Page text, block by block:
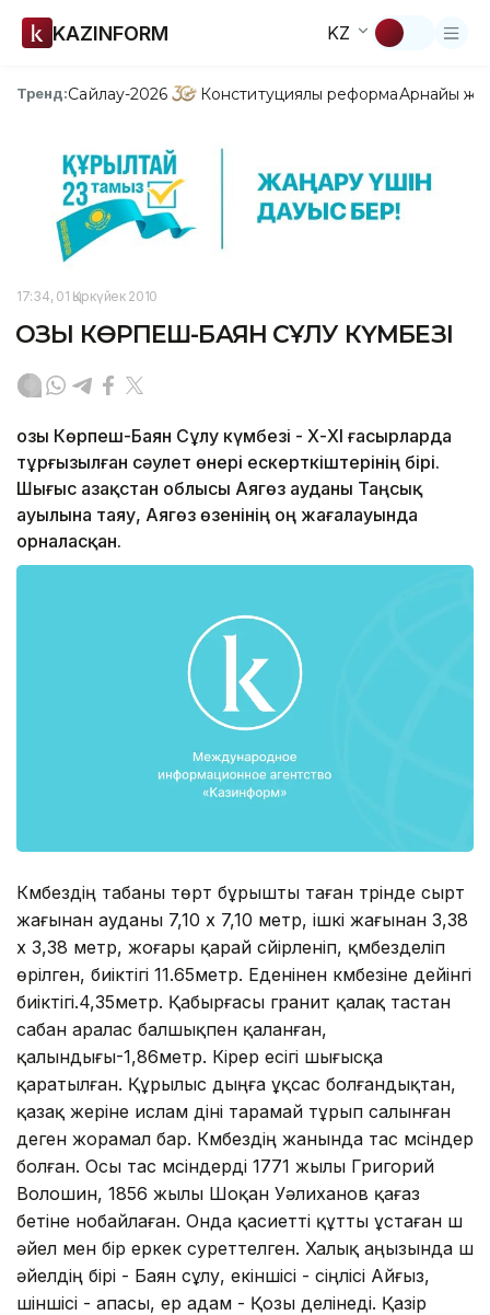
KAZINFORM KZ
Тренд:Сайлау-2026 Конституциялық реформаАрнайы
17:34, 01 Қыркүйек 2010
ҚОЗЫ КӨРПЕШ-БАЯН СҰЛУ КҮМБЕЗІ
Қозы Көрпеш-Баян Сұлу күмбезі - Х-ХІ ғасырларда
тұрғызылған сәулет өнері ескерткіштерінің бірі.
Шығыс Қазақстан облысы Аягөз ауданы Таңсық
ауылына таяу, Аягөз өзенінің оң жағалауында
орналасқан.
Күмбездің табаны төрт бұрышты таған түрінде сырт
жағынан ауданы 7,10 x 7,10 метр, ішкі жағынан 3,38
x 3,38 метр, жоғары қарай сүйірленіп, қүмбезделіп
өрілген, биіктігі 11.65метр. Еденінен күмбезіне дейінгі
биіктігі.4,35метр. Қабырғасы гранит қалақ тастан
сабан аралас балшықпен қаланған,
қалындығы-1,86метр. Кірер есігі шығысқа
қаратылған. Құрылыс дыңға ұқсас болғандықтан,
қазақ жеріне ислам діні тарамай тұрып салынған
деген жорамал бар. Күмбездің жанында тас мүсіндер
болған. Оcы тас мүсіндерді 1771 жылы Григорий
Волошин, 1856 жылы Шоқан Уәлиханов қағаз
бетіне нобайлаған. Онда қасиетті құтты ұстаған үш
әйел мен бір еркек суреттелген. Халық аңызында үш
әйелдің бірі - Баян сұлу, екіншісі - сіңлісі Айғыз,
үшіншісі - апасы, ер адам - Қозы делінеді. Қазір